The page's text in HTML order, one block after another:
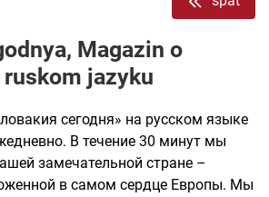
Magazin o
jazyku
сегодня» на русском языке
В течение 30 минут мы
замечательной стране –
в самом сердце Европы. Мы